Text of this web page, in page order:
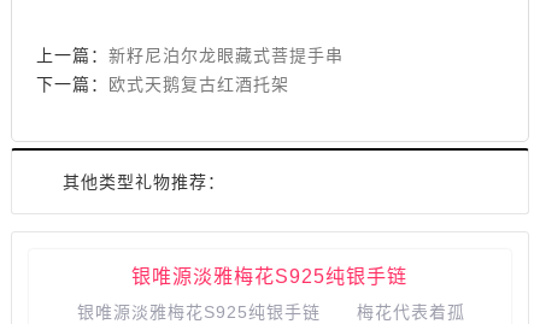
上一篇： 新籽尼泊尔龙眼藏式菩提手串
下一篇： 欧式天鹅复古红酒托架
其他类型礼物推荐：
银唯源淡雅梅花S925纯银手链
银唯源淡雅梅花S925纯银手链 梅花代表着孤